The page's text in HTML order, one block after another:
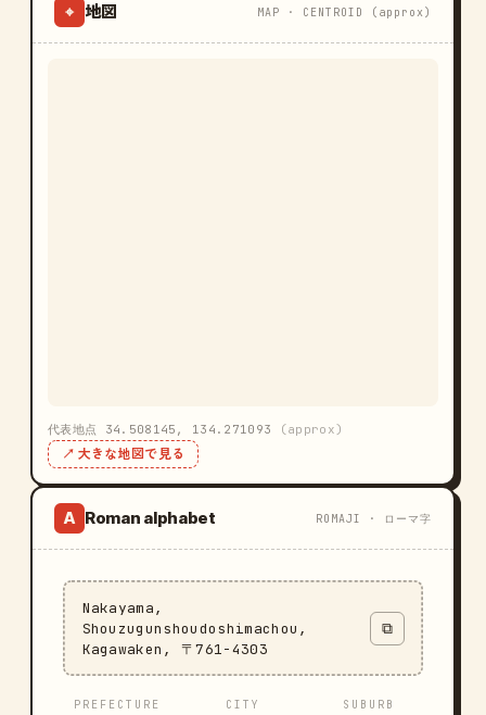
⌖ 地図 MAP · CENTROID (approx)
代表地点 34.508145, 134.271093 (approx)
↗ 大きな地図で見る
A Roman alphabet ROMAJI · ローマ字
Nakayama,
Shouzugunshoudoshimachou,
Kagawaken, 〒761-4303
⧉
PREFECTURE CITY SUBURB